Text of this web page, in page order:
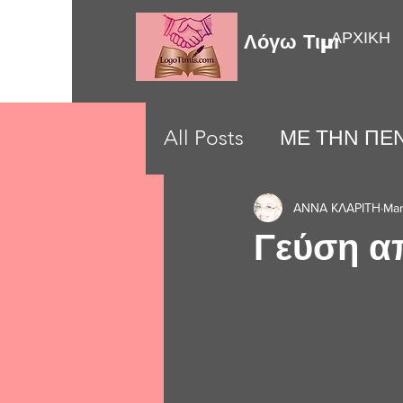
Λόγω ΤιμήςΑΡΧΙΚΗ
All Posts ΜΕ ΤΗΝ
LOVE MOMENTS
Γεύση
ΑΝΝΑ ΚΛΑΡΙΤΗ